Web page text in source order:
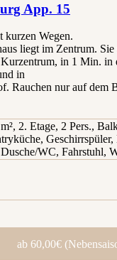
App. 15
kurzen Wegen.
liegt im Zentrum.
in 1 Min. in
in
Rauchen nur auf dem
2. Etage, 2 Pers.,
WC, Fahrstuhl,
ab 60,00€